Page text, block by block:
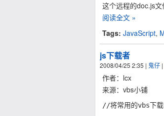
这个远程的doc.js文
阅读全文 »
Tags: JavaScript,
js下载者
2008/04/25 2:35 | 鬼仔 |
作者：lcx
来源：vbs小铺
//将常用的vbs下